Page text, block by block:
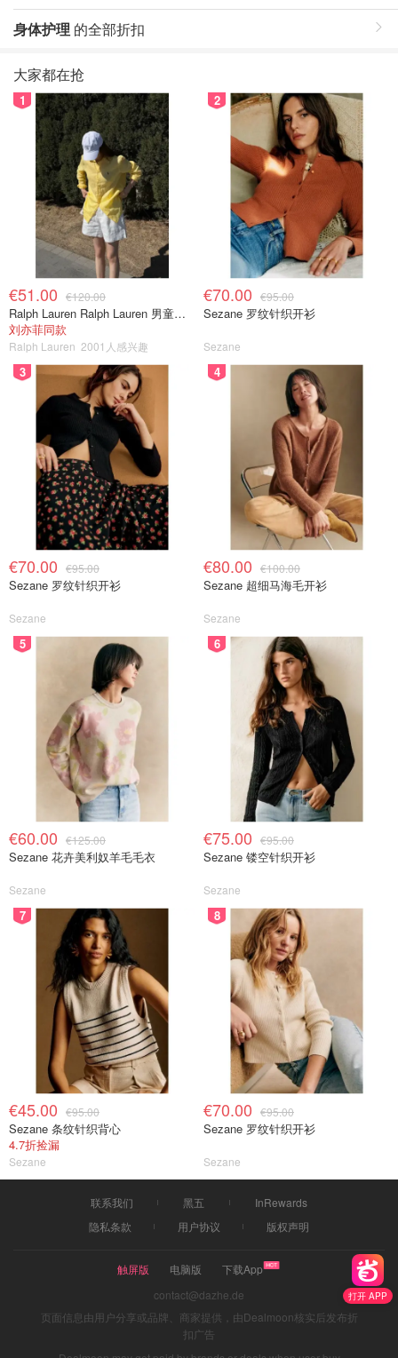
身体护理 的全部折扣
打开 APP
大家都在抢
1
€51.00 €120.00
Ralph Lauren Ralph Lauren 男童亚麻衬衫
刘亦菲同款
Ralph Lauren 2001人感兴趣
2
€70.00 €95.00
Sezane 罗纹针织开衫
Sezane
3
€70.00 €95.00
Sezane 罗纹针织开衫
Sezane
4
€80.00 €100.00
Sezane 超细马海毛开衫
Sezane
5
€60.00 €125.00
Sezane 花卉美利奴羊毛毛衣
Sezane
6
€75.00 €95.00
Sezane 镂空针织开衫
Sezane
7
€45.00 €95.00
Sezane 条纹针织背心
4.7折捡漏
Sezane
8
€70.00 €95.00
Sezane 罗纹针织开衫
Sezane
联系我们 黑五
InRewards
隐私条款
用户协议 版权声明
触屏版 电脑版
下载App
contact@dazhe.de
页面信息由用户分享或品牌、商家提供，由Dealmoon核实后发布折
扣广告